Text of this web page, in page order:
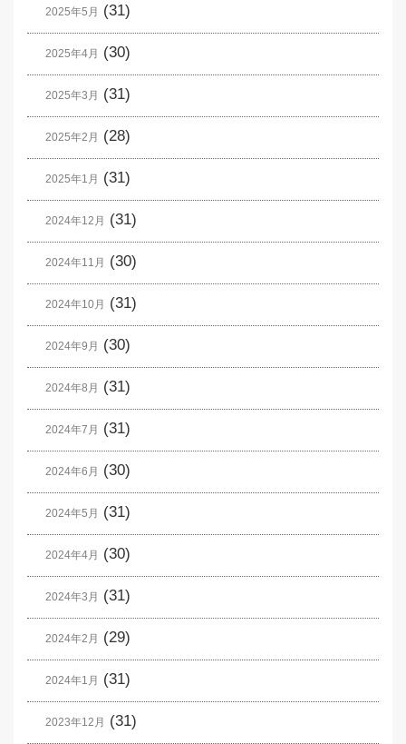
2025年5月 (31)
2025年4月 (30)
2025年3月 (31)
2025年2月 (28)
2025年1月 (31)
2024年12月 (31)
2024年11月 (30)
2024年10月 (31)
2024年9月 (30)
2024年8月 (31)
2024年7月 (31)
2024年6月 (30)
2024年5月 (31)
2024年4月 (30)
2024年3月 (31)
2024年2月 (29)
2024年1月 (31)
2023年12月 (31)